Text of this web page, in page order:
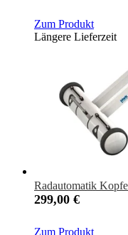
Zum Produkt
Längere Lieferzeit
Radautomatik
299,00 €
Zum Produkt